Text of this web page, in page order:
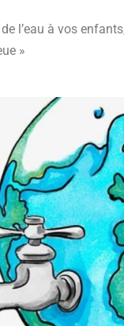
l’eau à vos
»